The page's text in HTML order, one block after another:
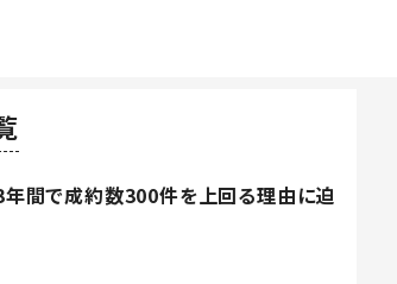
間で成約数300件を上回る理由に迫